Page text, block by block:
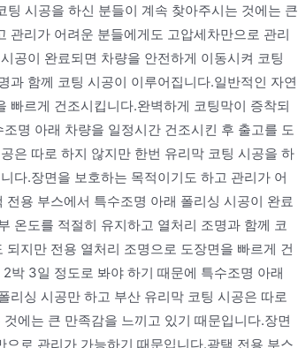
시공을 하신 분들이 계속 찾아주시는 것에는 큰
관리가 어려운 분들에게도 고압세차만으로 관리
공이 완료되면 차량을 안전하게 이동시켜 코팅
과 함께 코팅 시공이 이루어집니다.일반적인 자연
빠르게 건조시킵니다.완벽하게 코팅막이 증착되
명 아래 차량을 일정시간 건조시킨 후 출고를 도
은 따로 하지 않지만 한번 유리막 코팅 시공을 하
다.장면을 보호하는 목적이기도 하고 관리가 어
용 부스에서 특수조명 아래 폴리싱 시공이 완료
온도를 적절히 유지하고 열처리 조명과 함께 코
지만 전용 열처리 조명으로 도장면을 빠르게 건
박 3일 정도로 봐야 하기 때문에 특수조명 아래
리싱 시공만 하고 부산 유리막 코팅 시공은 따로
에는 큰 만족감을 느끼고 있기 때문입니다.장면
로 관리가 가능하기 때문입니다.광택 전용 부스